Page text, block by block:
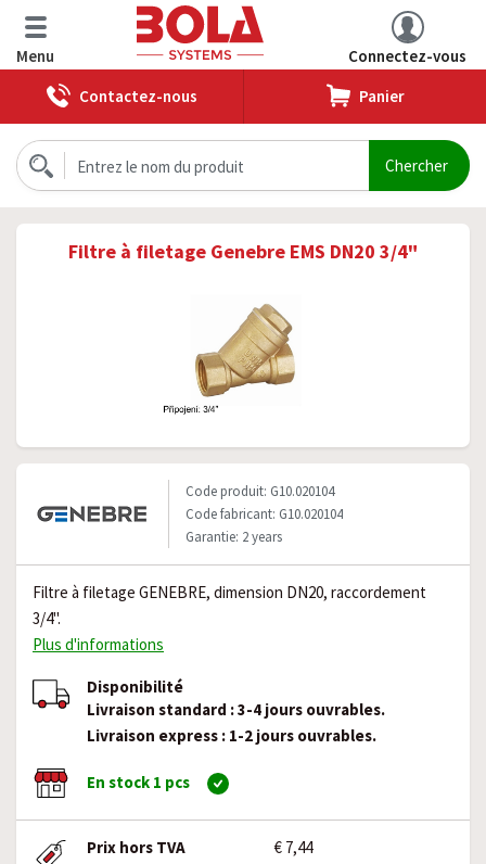
Menu
Connectez-vous
Contactez-nous
Panier
Filtre à filetage Genebre EMS DN20 3/4"
Code produit: G10.020104
Code fabricant: G10.020104
Garantie: 2 years
Filtre à filetage GENEBRE, dimension DN20, raccordement
3/4".
Plus d'informations
Disponibilité
Livraison standard : 3-4 jours ouvrables.
Livraison express : 1-2 jours ouvrables.
En stock 1 pcs
Prix hors TVA
€ 7,44